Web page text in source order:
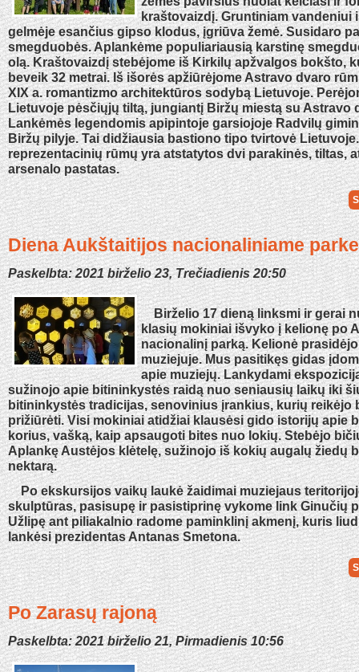
kraštovaizdį. Gruntiniam vandeniui
gelmėje esančius gipso klodus, įgriūva žemė. Susidaro
smegduobės. Aplankėme populiariausią karstinę
olą. Kraštovaizdį stebėjome iš Kirkilų apžvalgos bokšto,
beveik 32 metrai. Iš išorės apžiūrėjome Astravo dvaro
XIX a. romantizmo architektūros sodybą Lietuvoje.
Lietuvoje pėsčiųjų tiltą, jungiantį Biržų miestą su Astravo
Lankėmės legendomis apipintoje garsiojoje Radvilų
Biržų pilyje. Tai didžiausia bastiono tipo tvirtovė
reprezentacinių rūmų yra atstatytos dvi parakinės, tiltas,
arsenalo pastatas.
Diena Aukštaitijos nacionaliniame parke
Paskelbta: 2021 birželio 23, Trečiadienis 20:50
Birželio 17 dieną linksmi ir gerai
klasių mokiniai išvyko į kelionę po
nacionalinį parką. Kelionė
muziejuje. Mus pasitikęs gidas
apie muziejų. Lankydami
sužinojo apie bitininkystės raidą nuo seniausių laikų iki
bitininkystės tradicijas, senovinius įrankius, kurių reikėjo
prižiūrėti. Visi mokiniai atidžiai klausėsi gido istorijų apie
korius, vašką, kaip apsaugoti bites nuo lokių. Stebėjo
Aplankę Austėjos klėtelę, sužinojo iš kokių augalų žiedų
nektarą.
Po ekskursijos vaikų laukė žaidimai muziejaus
skulptūras, pasisupę ir pasistiprinę vykome link Ginučių
Užlipę ant piliakalnio radome paminklinį akmenį, kuris
lankėsi prezidentas Antanas Smetona.
Po Zarasų rajoną
Paskelbta: 2021 birželio 21, Pirmadienis 10:56